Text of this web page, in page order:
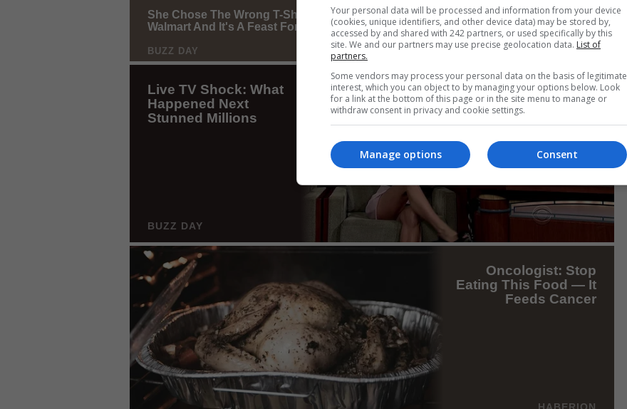
Your personal data will be processed and information from your device
(cookies, unique identifiers, and other device data) may be stored by,
accessed by and shared with 242 partners, or used specifically by this
site. We and our partners may use precise geolocation data. List of
partners.
Some vendors may process your personal data on the basis of legitimate
interest, which you can object to by managing your options below. Look
for a link at the bottom of this page or in the site menu to manage or
withdraw consent in privacy and cookie settings.
Consent
Manage options